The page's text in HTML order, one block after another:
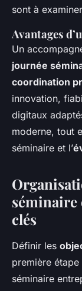
sont à
Avantages
Un
journée
coordination
innovation,
digitaux
moderne, tout
séminaire et l’
séminaire
clés
Définir les
première
séminaire